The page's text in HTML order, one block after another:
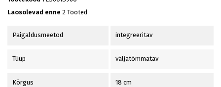
Laosolevad enne 2 Tooted
Paigaldusmeetod integreeritav
Tüüp väljatõmmatav
Kõrgus 18 cm